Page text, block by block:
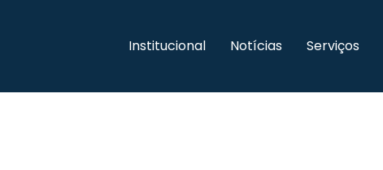
Institucional Notícias Serviços